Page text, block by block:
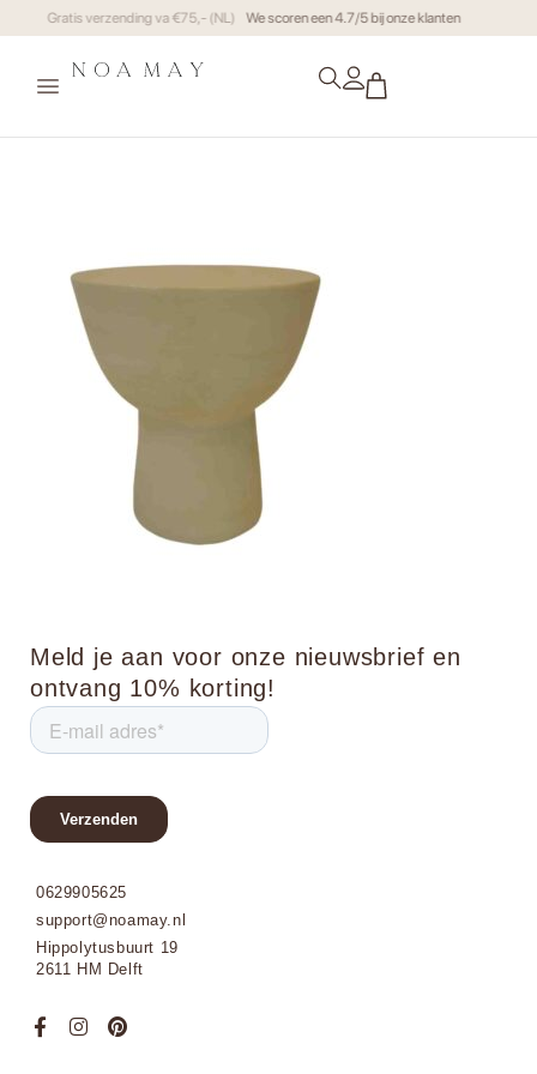
We scoren een 4.7/5 bij
Gratis verzending va €75,- (NL)
Meld je aan voor onze nieuwsbrief en
ontvang 10% korting!
0629905625
support@noamay.nl
Hippolytusbuurt 19
2611 HM Delft